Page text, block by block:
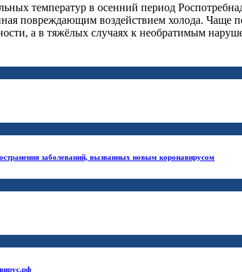
температур в осенний период
повреждающим воздействием холода.
а в тяжёлых случаях к необратимым
заболеваний, вызванных новым коронавирусом